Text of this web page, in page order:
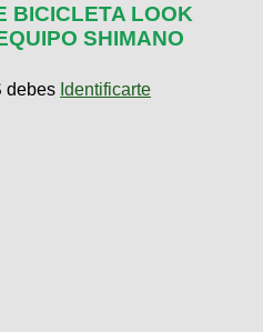
BICICLETA LOOK
SHIMANO
debes Identificarte